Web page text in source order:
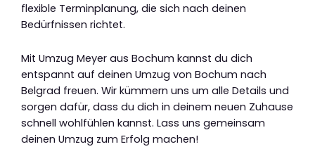
flexible Terminplanung, die sich nach deinen
Bedürfnissen richtet.
Mit Umzug Meyer aus Bochum kannst du dich
entspannt auf deinen Umzug von Bochum nach
Belgrad freuen. Wir kümmern uns um alle Details und
sorgen dafür, dass du dich in deinem neuen Zuhause
schnell wohlfühlen kannst. Lass uns gemeinsam
deinen Umzug zum Erfolg machen!